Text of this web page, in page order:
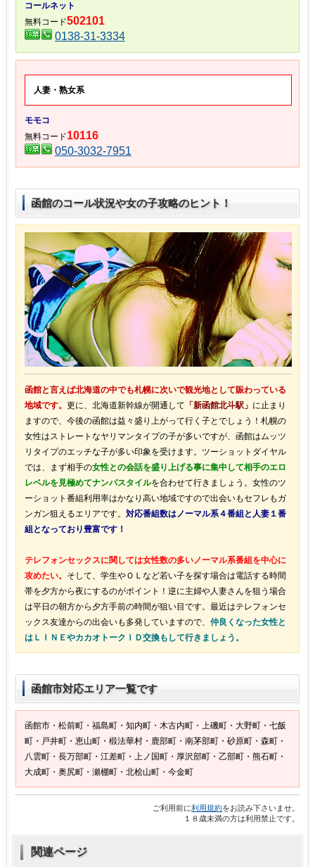
コールネット
無料コード502101
0138-31-3334
人妻・熟女系
モモコ
無料コード10116
050-3032-7951
函館のコール状況や女の子攻略のヒント！
函館と言えば北海道の中でも札幌に次いで観光地として賑わっている
地域です。 更に、北海道新幹線が開通して 「新函館北斗駅」 に止まり
ますので、今後の函館は益々盛り上がって行く子とでしょう！札幌の
女性はストレートなヤリマンタイプの子が多いですが、函館はムッツ
リタイプのエッチな子が多い印象を受けます。ツーショットダイヤル
では、まず相手の女性との会話を盛り上げる事に集中して相手のエロ
レベルを見極めてナンパスタイルを合わせて行きましょう。女性のツ
ーショット番組利用率はかなり高い地域ですので出会いもセフレもガ
ンガン狙えるエリアです。 対応番組数はノーマル系４番組と人妻１番
組となっており豊富です！
テレフォンセックスに関しては女性数の多いノーマル系番組を中心に
攻めたい。 そして、学生やＯＬなど若い子を探す場合は電話する時間
帯を夕方から夜にするのがポイント！逆に主婦や人妻さんを狙う場合
は平日の朝方から夕方手前の時間が狙い目です。最近はテレフォンセ
ックス友達からの出会いも多発していますので、 仲良くなった女性と
はＬＩＮＥやカカオトークＩＤ交換もして行きましょう。
函館市対応エリア一覧です
函館市・松前町・福島町・知内町・木古内町・上磯町・大野町・七飯
町・戸井町・恵山町・椴法華村・鹿部町・南茅部町・砂原町・森町・
八雲町・長万部町・江差町・上ノ国町・厚沢部町・乙部町・熊石町・
大成町・奥尻町・瀬棚町・北桧山町・今金町
ご利用前に利用規約をお読み下さいませ。
１８歳未満の方は利用禁止です。
関連ページ